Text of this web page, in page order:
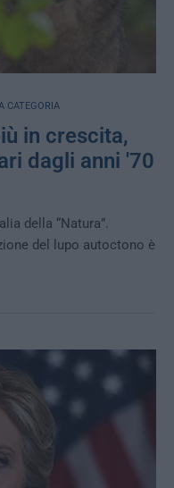
CATEGORIA
in crescita,
dagli anni '70
della “Natura”.
del lupo autoctono è